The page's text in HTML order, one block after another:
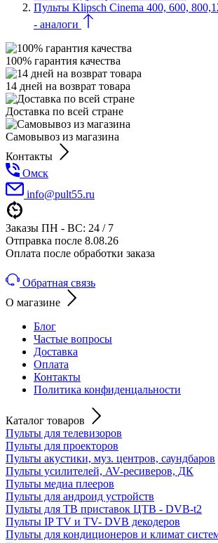
Пульты Klipsch Cinema 400, 600,
- аналоги
100% гарантия качества
14 дней на возврат товара
Доставка по всей стране
Самовывоз из магазина
Контакты
Омск
info@pult55.ru
Заказы ПН - ВС: 24 / 7
Отправка после 8.08.26
Оплата после обработки заказа
Обратная связь
О магазине
Блог
Частые вопросы
Доставка
Оплата
Контакты
Политика конфиденцальности
Каталог товаров
Пульты для телевизоров
Пульты для проекторов
Пульты акустики, муз. центров, саундбаров
Пульты усилителей, AV-ресиверов, ДК
Пульты медиа плееров
Пульты для андроид устройств
Пульты для ТВ приставок ЦТВ - DVB-t2
Пульты IP TV и TV- DVB декодеров
Пульты для кондиционеров и климат